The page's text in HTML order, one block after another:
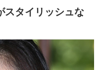
スタイリッシュな